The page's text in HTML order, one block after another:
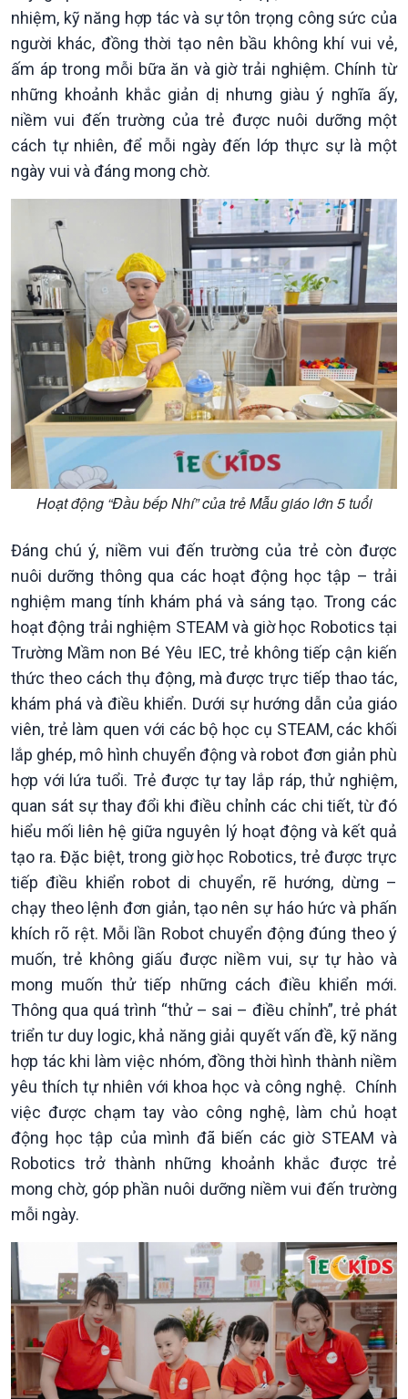
Kinh tế
Tin Kinh tế
Trước giờ mở cửa
Dòng chảy Kinh tế
Sức sống hàng Việt
Khởi nghiệp
Tuyên chiến với gian lận
thương mại
Nông nghiệp & Biển đảo
Tin Nông nghiệp & Biển
đảo
Mùa vàng
Biển đảo Việt Nam
Tâm tình biên giới và hải
đảo
Tìm hiểu biển, đảo Việt
Nam
Xã hội
Tin Đời sống & Xã hội
360 độ Sức khỏe
Chuyển đổi Xanh
Tài nguyên và Môi trường
Chuyên gia của bạn
Khoa học & Công nghệ
Tin Khoa học & Công nghệ
Kết nối công nghệ
Sống chung với biến đổi
khí hậu
nhiệm, kỹ năng hợp tác và sự tôn trọng công sức của
người khác, đồng thời tạo nên bầu không khí vui vẻ,
ấm áp trong mỗi bữa ăn và giờ trải nghiệm. Chính từ
những khoảnh khắc giản dị nhưng giàu ý nghĩa ấy,
niềm vui đến trường của trẻ được nuôi dưỡng một
cách tự nhiên, để mỗi ngày đến lớp thực sự là một
ngày vui và đáng mong chờ.
Hoạt động “Đầu bếp Nhí” của trẻ Mẫu giáo lớn 5 tuổi
Đáng chú ý, niềm vui đến trường của trẻ còn được
nuôi dưỡng thông qua các hoạt động học tập – trải
nghiệm mang tính khám phá và sáng tạo. Trong các
hoạt động trải nghiệm STEAM và giờ học Robotics tại
Trường Mầm non Bé Yêu IEC, trẻ không tiếp cận kiến
thức theo cách thụ động, mà được trực tiếp thao tác,
khám phá và điều khiển. Dưới sự hướng dẫn của giáo
viên, trẻ làm quen với các bộ học cụ STEAM, các khối
lắp ghép, mô hình chuyển động và robot đơn giản phù
hợp với lứa tuổi. Trẻ được tự tay lắp ráp, thử nghiệm,
quan sát sự thay đổi khi điều chỉnh các chi tiết, từ đó
hiểu mối liên hệ giữa nguyên lý hoạt động và kết quả
tạo ra. Đặc biệt, trong giờ học Robotics, trẻ được trực
tiếp điều khiển robot di chuyển, rẽ hướng, dừng –
chạy theo lệnh đơn giản, tạo nên sự háo hức và phấn
khích rõ rệt. Mỗi lần Robot chuyển động đúng theo ý
muốn, trẻ không giấu được niềm vui, sự tự hào và
mong muốn thử tiếp những cách điều khiển mới.
Thông qua quá trình “thử – sai – điều chỉnh”, trẻ phát
triển tư duy logic, khả năng giải quyết vấn đề, kỹ năng
hợp tác khi làm việc nhóm, đồng thời hình thành niềm
yêu thích tự nhiên với khoa học và công nghệ. Chính
việc được chạm tay vào công nghệ, làm chủ hoạt
động học tập của mình đã biến các giờ STEAM và
Robotics trở thành những khoảnh khắc được trẻ
mong chờ, góp phần nuôi dưỡng niềm vui đến trường
mỗi ngày.